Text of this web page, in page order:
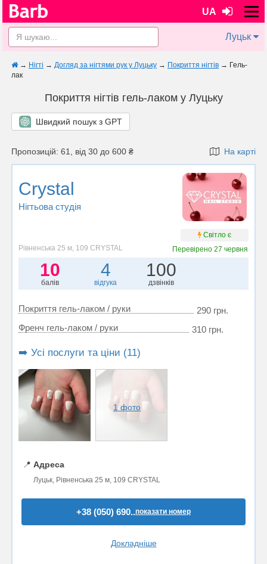
UA
Луцьк
→ Нігті → Догляд за нігтями рук у Луцьку → Покриття нігтів → Гель-
лак
Покриття нігтів гель-лаком у Луцьку
Швидкий пошук з GPT
Пропозицій: 61, від 30 до 600 ₴ На карті
Crystal
Нігтьова студія
Світло є
Рівненська 25 м, 109 CRYSTAL
Перевірено27 червня
10
балів
4
відгука
100
дзвінків
Покриття гель-лаком / руки
290 грн.
Френч гель-лаком / руки
310 грн.
➡️ Усі послуги та ціни (11)
1 фото
📍 Адреса
Луцьк, Рівненська 25 м, 109 CRYSTAL
+38 (050) 690..показати номер
Докладніше